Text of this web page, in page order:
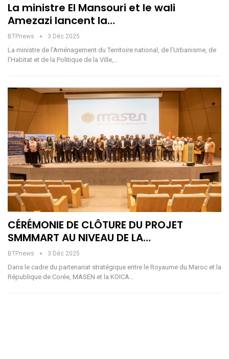
La ministre El Mansouri et le wali
Amezazi lancent la…
BTPnews 3 Déc 2025
La ministre de l’Aménagement du Territoire national, de l’Urbanisme, de
l’Habitat et de la Politique de la Ville,…
CÉRÉMONIE DE CLÔTURE DU PROJET
SMMMART AU NIVEAU DE LA…
BTPnews 3 Déc 2025
Dans le cadre du partenariat stratégique entre le Royaume du Maroc et la
République de Corée, MASEN et la KOICA…